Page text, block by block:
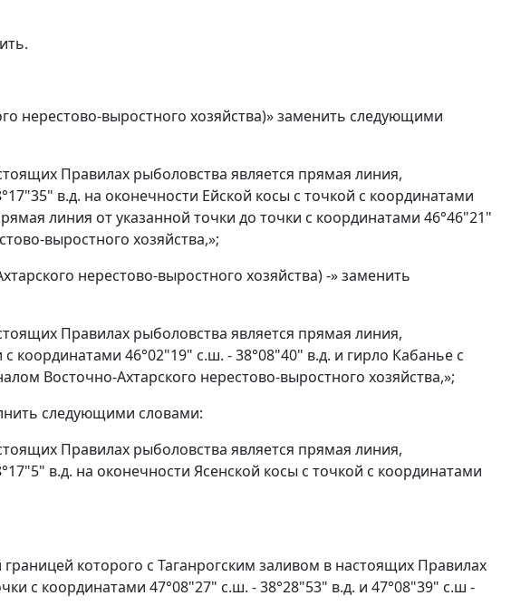
нерестово-выростного хозяйства)» заменить следующими
Правилах рыболовства является прямая линия,
в.д. на оконечности Ейской косы с точкой с координатами
линия от указанной точки до точки с координатами 46°46"21"
выростного хозяйства,»;
нерестово-выростного хозяйства) -» заменить
Правилах рыболовства является прямая линия,
46°02"19" с.ш. - 38°08"40" в.д. и гирло Кабанье с
Восточно-Ахтарского нерестово-выростного хозяйства,»;
следующими словами:
Правилах рыболовства является прямая линия,
в.д. на оконечности Ясенской косы с точкой с координатами
которого с Таганрогским заливом в настоящих Правилах
с координатами 47°08"27" с.ш. - 38°28"53" в.д. и 47°08"39" с.ш -